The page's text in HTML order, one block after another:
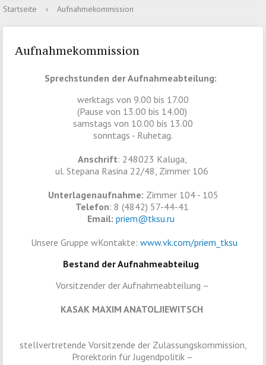
Startseite › Aufnahmekommission
Aufnahmekommission
Sprechstunden derAufnahmeabteilung:
werktags von 9.00 bis 17.00
(Pause von 13.00 bis 14.00)
samstags von 10.00 bis 13.00
sonntags - Ruhetag.
Anschrift: 248023 Kaluga,
ul. Stepana Rasina 22/48, Zimmer 106
Unterlagenaufnahme: Zimmer 104 - 105
Telefon: 8 (4842) 57-44-41
Email: priem@tksu.ru​
Unsere Gruppe wKontakte: www.vk.com/priem_tksu​​
Bestand derAufnahmeabteilug
Vorsitzender der Aufnahmeabteilung –
KASAK MAXIM ANATOLJIEWITSCH
stellvertretende Vorsitzende der Zulassungskommission,
Prorektorin für Jugendpolitik –